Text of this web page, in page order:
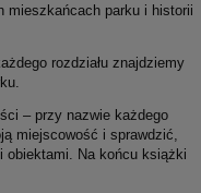
mieszkańcach parku i historii
rozdziału znajdziemy
– przy nazwie każdego
miejscowość i sprawdzić,
obiektami. Na końcu książki